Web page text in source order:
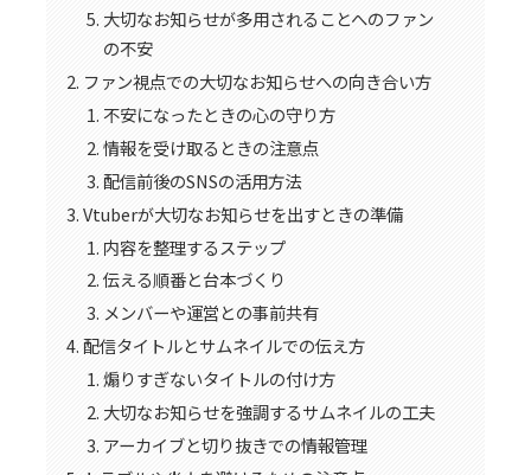
大切なお知らせが多用されることへのファン
の不安
ファン視点での大切なお知らせへの向き合い方
不安になったときの心の守り方
情報を受け取るときの注意点
配信前後のSNSの活用方法
Vtuberが大切なお知らせを出すときの準備
内容を整理するステップ
伝える順番と台本づくり
メンバーや運営との事前共有
配信タイトルとサムネイルでの伝え方
煽りすぎないタイトルの付け方
大切なお知らせを強調するサムネイルの工夫
アーカイブと切り抜きでの情報管理